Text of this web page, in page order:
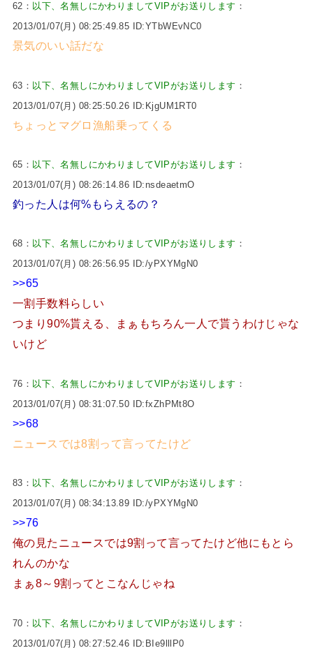
62： 以下、名無しにかわりましてVIPがお送りします ：
2013/01/07(月) 08:25:49.85 ID:YTbWEvNC0
景気のいい話だな
63： 以下、名無しにかわりましてVIPがお送りします ：
2013/01/07(月) 08:25:50.26 ID:KjgUM1RT0
ちょっとマグロ漁船乗ってくる
65： 以下、名無しにかわりましてVIPがお送りします ：
2013/01/07(月) 08:26:14.86 ID:nsdeaetmO
釣った人は何%もらえるの？
68： 以下、名無しにかわりましてVIPがお送りします ：
2013/01/07(月) 08:26:56.95 ID:/yPXYMgN0
>>65
一割手数料らしい
つまり90%貰える、まぁもちろん一人で貰うわけじゃな
いけど
76： 以下、名無しにかわりましてVIPがお送りします ：
2013/01/07(月) 08:31:07.50 ID:fxZhPMt8O
>>68
ニュースでは8割って言ってたけど
83： 以下、名無しにかわりましてVIPがお送りします ：
2013/01/07(月) 08:34:13.89 ID:/yPXYMgN0
>>76
俺の見たニュースでは9割って言ってたけど他にもとら
れんのかな
まぁ8～9割ってとこなんじゃね
70： 以下、名無しにかわりましてVIPがお送りします ：
2013/01/07(月) 08:27:52.46 ID:BIe9lllP0